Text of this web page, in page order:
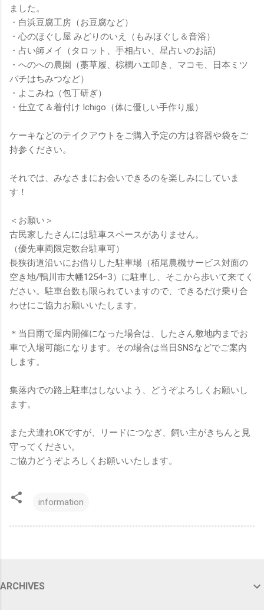
ました。
・白浜豆腐工房（お豆腐など）
・心のほぐし屋 みどりのいえ（ もみほぐし＆音浴）
・占い師メイ（タロット、手相占い、星占いのお話)
・へのへの農園（藁草履、棕櫚ハエ叩き、マコモ、日本ミツ
バチはちみつなど）
・よこみね（包丁研ぎ）
・仕立て＆着付け Ichigo（体に優しい手作り服）
ケーキなどのテイクアウトをご購入予定の方は容器や袋をご
持参ください。
それでは、みなさまにお会いできるのを楽しみにしていま
す！
＜お願い＞
古民家したさんには駐車スペースがありません。
（優先車両限定数台駐車可）
長狭街道沿いにお借りした駐車場（栢尾農機サービス対面の
空き地/鴨川市大幡1254−3）に駐車し、そこから歩いて来てく
ださい。駐車台数も限られていますので、できるだけ乗り合
わせにご協力お願いいたします。
＊当日雨で屋内開催になった場合は、したさん敷地内までお
車で入場可能になります。その場合は当日SNSなどでご案内
します。
集落内での路上駐車はしないよう、どうぞよろしくお願いし
ます。
また犬連れOKですが、リードにつなぎ、飼い主がきちんと見
守ってください。
ご協力どうぞよろしくお願いいたします。
information
ARCHIVES